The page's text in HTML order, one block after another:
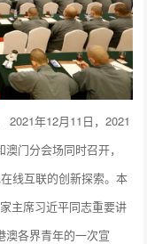
2021年12月11日，2021
门分会场同时召开，
线互联的创新探索。本
主席习近平同志重要讲
澳各界青年的一次宣